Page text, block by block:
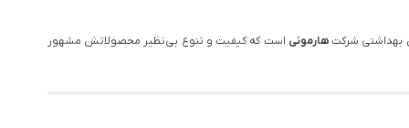
بهداشتی شرکتهارمونی است که کیفیت و تنوع بی‌نظیر محصولاتش مشهور